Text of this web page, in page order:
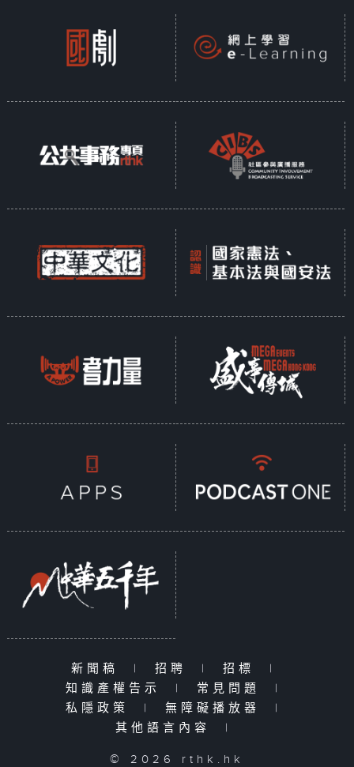
新聞稿 | 招聘 | 招標
|
知識產權告示
| 常見問題
|
私隱政策
| 無障礙播放器
|
其他語言內容
|
© 2026 rthk.hk